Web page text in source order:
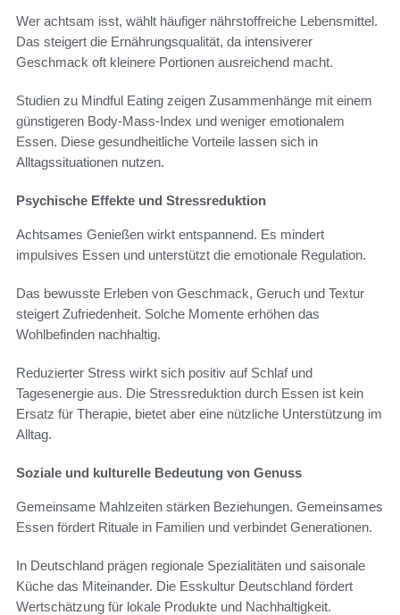
Wer achtsam isst, wählt häufiger nährstoffreiche Lebensmittel.
Das steigert die Ernährungsqualität, da intensiverer
Geschmack oft kleinere Portionen ausreichend macht.
Studien zu Mindful Eating zeigen Zusammenhänge mit einem
günstigeren Body-Mass-Index und weniger emotionalem
Essen. Diese gesundheitliche Vorteile lassen sich in
Alltagssituationen nutzen.
Psychische Effekte und Stressreduktion
Achtsames Genießen wirkt entspannend. Es mindert
impulsives Essen und unterstützt die emotionale Regulation.
Das bewusste Erleben von Geschmack, Geruch und Textur
steigert Zufriedenheit. Solche Momente erhöhen das
Wohlbefinden nachhaltig.
Reduzierter Stress wirkt sich positiv auf Schlaf und
Tagesenergie aus. Die Stressreduktion durch Essen ist kein
Ersatz für Therapie, bietet aber eine nützliche Unterstützung im
Alltag.
Soziale und kulturelle Bedeutung von Genuss
Gemeinsame Mahlzeiten stärken Beziehungen. Gemeinsames
Essen fördert Rituale in Familien und verbindet Generationen.
In Deutschland prägen regionale Spezialitäten und saisonale
Küche das Miteinander. Die Esskultur Deutschland fördert
Wertschätzung für lokale Produkte und Nachhaltigkeit.